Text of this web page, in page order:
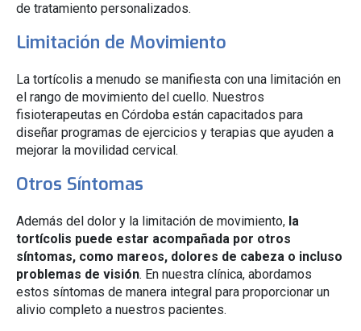
de tratamiento personalizados.
Limitación de Movimiento
La tortícolis a menudo se manifiesta con una limitación en
el rango de movimiento del cuello. Nuestros
fisioterapeutas en Córdoba están capacitados para
diseñar programas de ejercicios y terapias que ayuden a
mejorar la movilidad cervical.
Otros Síntomas
Además del dolor y la limitación de movimiento, la
tortícolis puede estar acompañada por otros
síntomas, como mareos, dolores de cabeza o incluso
problemas de visión. En nuestra clínica, abordamos
estos síntomas de manera integral para proporcionar un
alivio completo a nuestros pacientes.